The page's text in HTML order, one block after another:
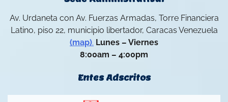
Av. Urdaneta con Av. Fuerzas Armadas, Torre Financiera
Latino, piso 22, municipio libertador, Caracas Venezuela
(map). Lunes – Viernes
8:00am – 4:00pm
Entes Adscritos